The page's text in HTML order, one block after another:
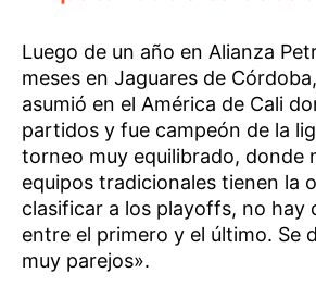
Luego de un año en Alianza
meses en Jaguares de
asumió en el América de Cali
partidos y fue campeón de la
torneo muy equilibrado, donde
equipos tradicionales tienen la
clasificar a los playoffs, no hay
entre el primero y el último. Se
muy parejos».